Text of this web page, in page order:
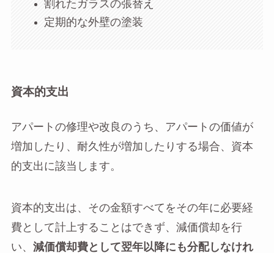
割れたガラスの張替え
定期的な外壁の塗装
資本的支出
アパートの修理や改良のうち、アパートの価値が
増加したり、耐久性が増加したりする場合、資本
的支出に該当します。
資本的支出は、その金額すべてをその年に必要経
費として計上することはできず、減価償却を行
い、 減価償却費として翌年以降にも分配しなけれ